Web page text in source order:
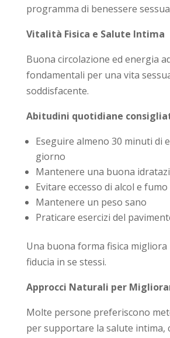
programma di benessere
Vitalità Fisica e Salute Intima
Buona circolazione ed energia
fondamentali per una vita
soddisfacente.
Abitudini quotidiane
Eseguire almeno 30 minuti di
giorno
Mantenere una buona
Evitare eccesso di alcol e fumo
Mantenere un peso sano
Praticare esercizi del
Una buona forma fisica migliora
fiducia in se stessi.
Approcci Naturali per
Molte persone preferiscono
per supportare la salute intima,